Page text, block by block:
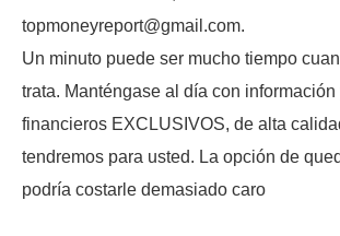
topmoneyreport@gmail.com.
Un minuto puede ser mucho tiempo
trata. Manténgase al día con
financieros EXCLUSIVOS, de alta
tendremos para usted. La opción de
podría costarle demasiado caro